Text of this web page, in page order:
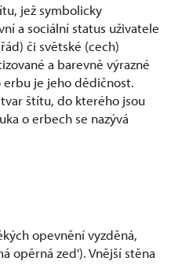
jež symbolicky
a sociální status uživatele
či světské (cech)
a barevně výrazné
je jeho dědičnost.
štítu, do kterého jsou
o erbech se nazývá
opevnění vyzděná,
opěrná zed'). Vnější stěna